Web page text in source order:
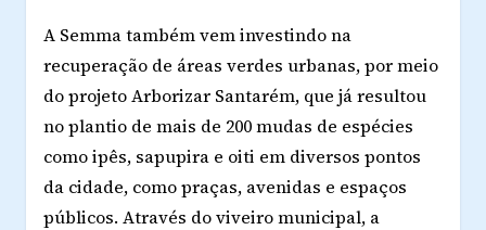
A Semma também vem investindo na
recuperação de áreas verdes urbanas, por meio
do projeto Arborizar Santarém, que já resultou
no plantio de mais de 200 mudas de espécies
como ipês, sapupira e oiti em diversos pontos
da cidade, como praças, avenidas e espaços
públicos. Através do viveiro municipal, a